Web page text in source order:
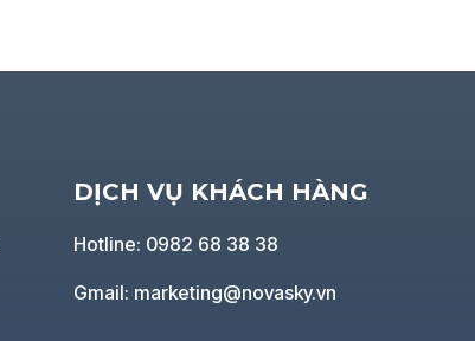
DỊCH VỤ KHÁCH HÀNG
Hotline: 0982 68 38 38
Gmail: marketing@novasky.vn